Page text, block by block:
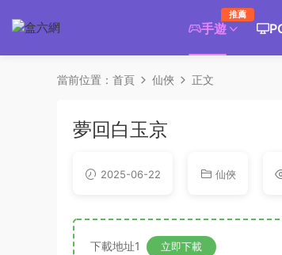
手遊
推薦
當前位置： 首頁 仙俠 正文
夢回白玉京
2025-06-22 仙俠
下載地址1 立即下載